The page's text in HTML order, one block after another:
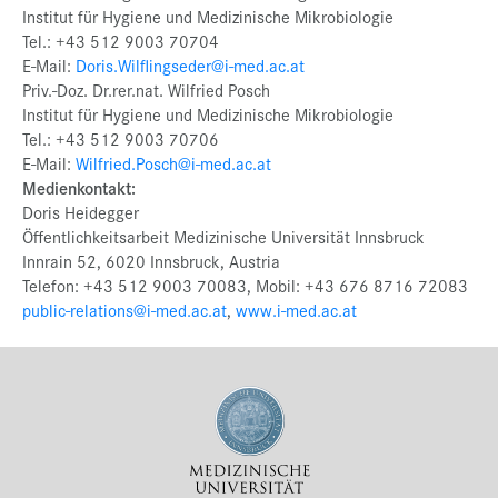
Institut für Hygiene und Medizinische Mikrobiologie
Tel.: +43 512 9003 70704
E-Mail: Doris.Wilflingseder@i-med.ac.at
Priv.-Doz. Dr.rer.nat. Wilfried Posch
Institut für Hygiene und Medizinische Mikrobiologie
Tel.: +43 512 9003 70706
E-Mail: Wilfried.Posch@i-med.ac.at
Medienkontakt:
Doris Heidegger
Öffentlichkeitsarbeit Medizinische Universität Innsbruck
Innrain 52, 6020 Innsbruck, Austria
Telefon: +43 512 9003 70083, Mobil: +43 676 8716 72083
public-relations@i-med.ac.at, www.i-med.ac.at